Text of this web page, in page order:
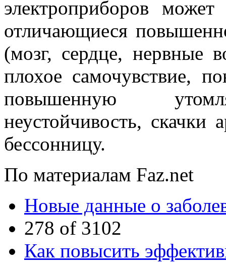
электроприборов
отличающиеся
(мозг, сердце, нервные
плохое самочувствие,
повышенную
неустойчивость, скачки
бессонницу.
По материалам Faz.net
Новые данные о
278 of 3102
Как повысить